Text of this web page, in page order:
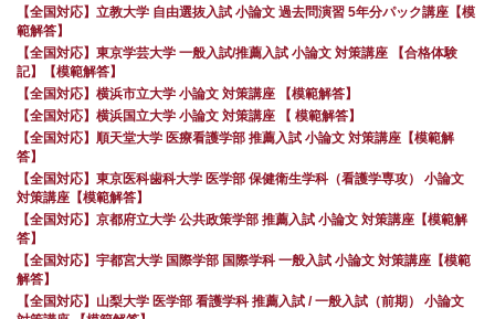
【全国対応】立教大学 自由選抜入試 小論文 過去問演習 5年分パック講座【模
範解答】
【全国対応】東京学芸大学 一般入試/推薦入試 小論文 対策講座 【合格体験
記】【模範解答】
【全国対応】横浜市立大学 小論文 対策講座 【模範解答】
【全国対応】横浜国立大学 小論文 対策講座 【 模範解答】
【全国対応】順天堂大学 医療看護学部 推薦入試 小論文 対策講座【模範解
答】
【全国対応】東京医科歯科大学 医学部 保健衛生学科（看護学専攻） 小論文
対策講座【模範解答】
【全国対応】京都府立大学 公共政策学部 推薦入試 小論文 対策講座【模範解
答】
【全国対応】宇都宮大学 国際学部 国際学科 一般入試 小論文 対策講座【模範
解答】
【全国対応】山梨大学 医学部 看護学科 推薦入試 / 一般入試（前期） 小論文